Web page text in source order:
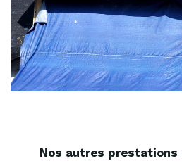
Nos autres prestations